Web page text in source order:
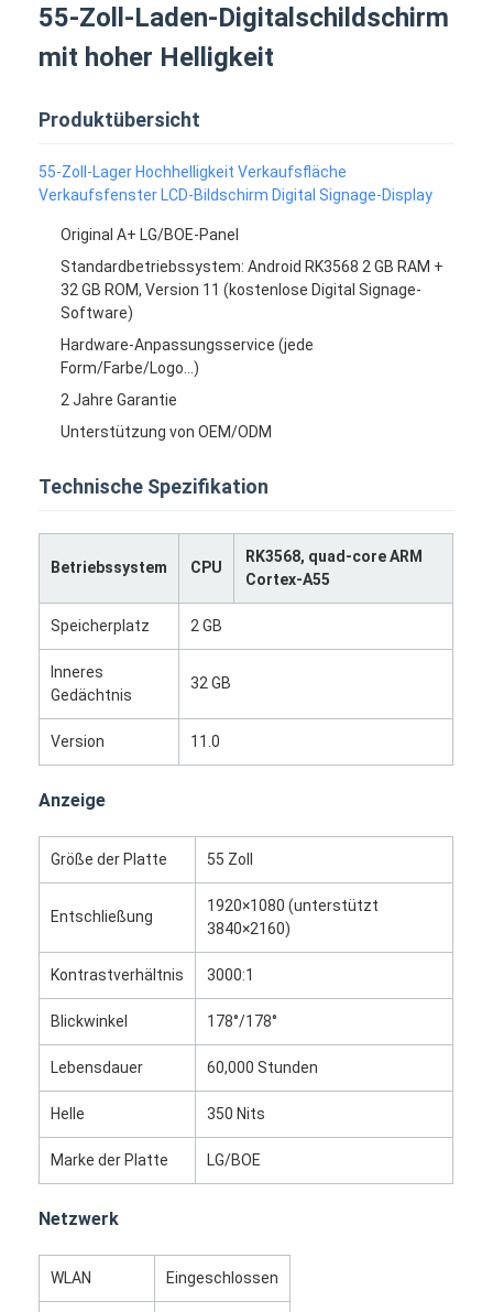
Produkte
Über uns
Werksbesichtigung
Kontaktieren Sie uns
Neuigkeiten
55-Zoll-Laden-Digitalschildschirm
mit hoher Helligkeit
Produktübersicht
55-Zoll-Lager Hochhelligkeit Verkaufsfläche
Verkaufsfenster LCD-Bildschirm Digital Signage-Display
Original A+ LG/BOE-Panel
Standardbetriebssystem: Android RK3568 2 GB RAM +
32 GB ROM, Version 11 (kostenlose Digital Signage-
Software)
Hardware-Anpassungsservice (jede
Form/Farbe/Logo...)
2 Jahre Garantie
Unterstützung von OEM/ODM
Technische Spezifikation
Betriebssystem CPU
RK3568, quad-core ARM
Cortex-A55
Speicherplatz 2 GB
Inneres
Gedächtnis
32 GB
Version 11.0
Anzeige
Größe der Platte 55 Zoll
Entschließung
1920×1080 (unterstützt
3840×2160)
Kontrastverhältnis 3000:1
Blickwinkel 178°/178°
Lebensdauer 60,000 Stunden
Helle 350 Nits
Marke der Platte LG/BOE
Netzwerk
WLAN Eingeschlossen